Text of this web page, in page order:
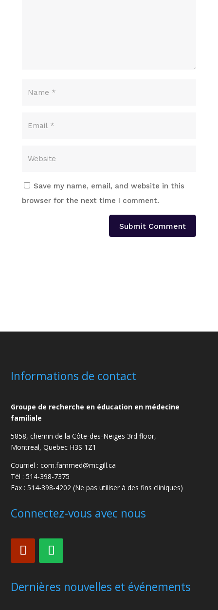
Save my name, email, and website in this
browser for the next time I comment.
Submit Comment
Informations de contact
Groupe de recherche en éducation en médecine
familiale
5858, chemin de la Côte-des-Neiges3rd floor,
Montreal, Quebec H3S 1Z1
Courriel : com.fammed@mcgill.ca
Tél : 514-398-7375
Fax : 514-398-4202 (Ne pas utiliser à des fins cliniques)
Connectez-vous avec nous
Dernières nouvelles et événements